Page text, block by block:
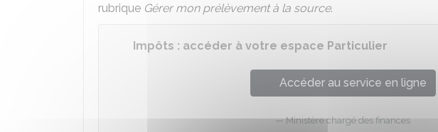
rubrique Gérer mon prélèvement à la source.
Impôts : accéder à votre espace Particulier
Accéder au service en ligne
Ministère chargé des finances